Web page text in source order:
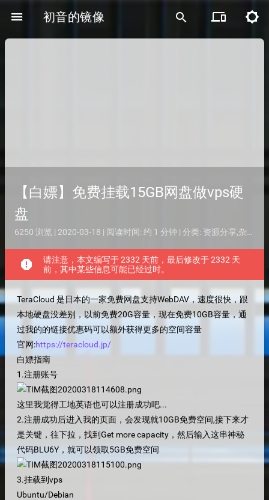
menu 初音的镜像 search devices brightness_5
【白嫖】免费挂载15GB网盘做vps硬
盘
6250 浏览 | 2020-03-18 | 阅读时间: 约 1 分钟 | 分类: 资源分享,杂谈
report
请注意，本文编写于 2332 天前，最后修改于 2332 天
前，其中某些信息可能已经过时。
TeraCloud 是日本的一家免费网盘支持WebDAV，速度很快，跟
本地硬盘没差别，以前免费20G容量，现在免费10GB容量，通
过我的的链接优惠码可以额外获得更多的空间容量
官网:https://teracloud.jp/
白嫖指南
1.注册账号
这里我觉得工地英语也可以注册成功吧...
2.注册成功后进入我的页面，会发现就10GB免费空间,接下来才
是关键，往下拉，找到Get more capacity，然后输入这串神秘
代码BLU6Y，就可以领取5GB免费空间
3.挂载到vps
Ubuntu/Debian